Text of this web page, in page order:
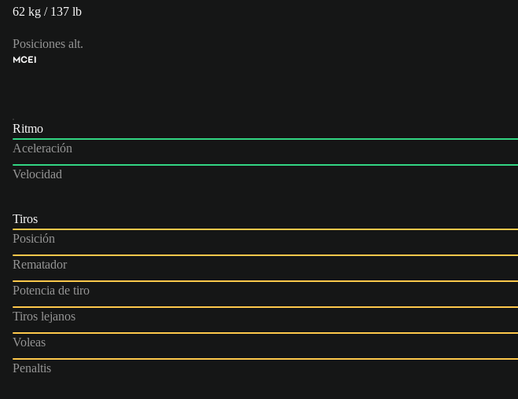
62 kg / 137 lb
Posiciones alt.
MCEI
Ritmo
Aceleración
Velocidad
Tiros
Posición
Rematador
Potencia de tiro
Tiros lejanos
Voleas
Penaltis